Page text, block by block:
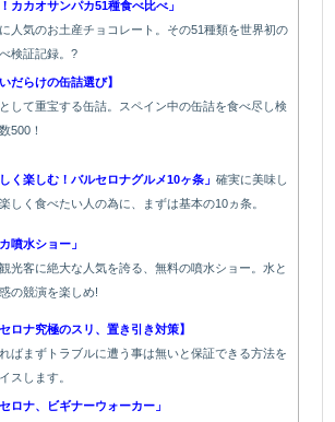
！カカオサンパカ51種食べ比べ」
人気のお土産チョコレート。その51種類を世界初の
検証記録。?
いだらけの缶詰選び】
して重宝する缶詰。スペイン中の缶詰を食べ尽し検
500！
しく楽しむ！バルセロナグルメ10ヶ条」確実に美味し
しく食べたい人の為に、まずは基本の10ヵ条。
噴水ショー」
光客に絶大な人気を誇る、無料の噴水ショー。水と
の競演を楽しめ!
セロナ究極のスリ、置き引き対策】
ばまずトラブルに遭う事は無いと保証できる方法を
スします。
セロナ、ビギナーウォーカー」